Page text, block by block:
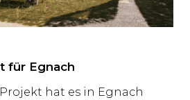
für Egnach
hat es in Egnach